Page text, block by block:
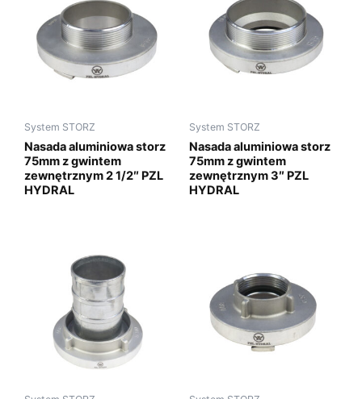
System STORZ
Nasada aluminiowa storz
75mm z gwintem
zewnętrznym 2 1/2″ PZL
HYDRAL
System STORZ
Nasada aluminiowa storz
75mm z gwintem
zewnętrznym 3″ PZL
HYDRAL